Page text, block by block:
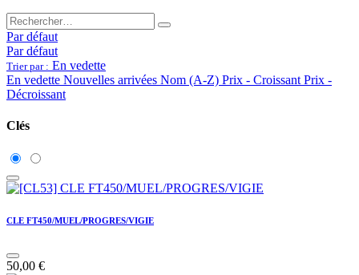
Par défaut
Par défaut
Trier par : En vedette
En vedette Nouvelles arrivées Nom (A-Z) Prix - Croissant Prix -
Décroissant
Clés
CLE FT450/MUEL/PROGRES/VIGIE
50,00 €